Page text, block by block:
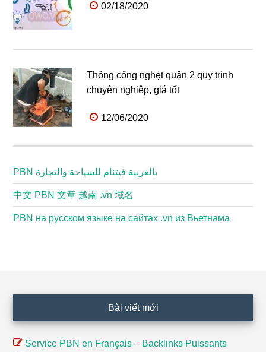
02/18/2020
Thông cống nghẹt quận 2 quy trình
chuyên nghiệp, giá tốt
12/06/2020
PBN بالعربية فيتنام للسياحة والتجارة
中文 PBN 文章 越南 .vn 域名
PBN на русском языке на сайтах .vn из Вьетнама
Bài viết mới
Service PBN en Français – Backlinks Puissants